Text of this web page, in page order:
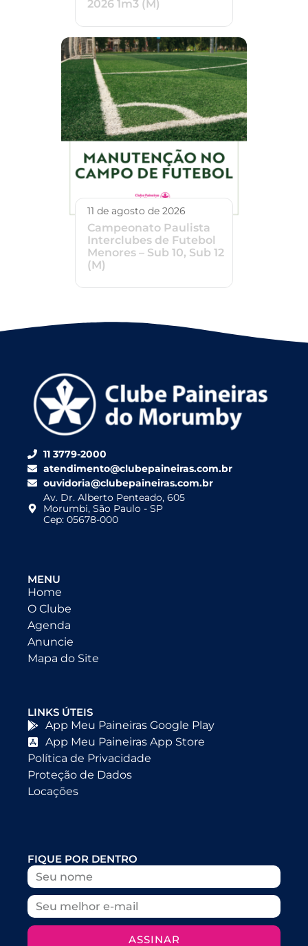
2026 1m3 (M)
11 de agosto de 2026
Campeonato Paulista
Interclubes de Futebol
Menores – Sub 10, Sub 12
(M)
11 3779-2000
atendimento@clubepaineiras.com.br
ouvidoria@clubepaineiras.com.br
Av. Dr. Alberto Penteado, 605
Morumbi, São Paulo - SP
Cep: 05678-000
MENU
Home
O Clube
Agenda
Anuncie
Mapa do Site
LINKS ÚTEIS
App Meu Paineiras Google Play
App Meu Paineiras App Store
Política de Privacidade
Proteção de Dados
Locações
FIQUE POR DENTRO
ASSINAR